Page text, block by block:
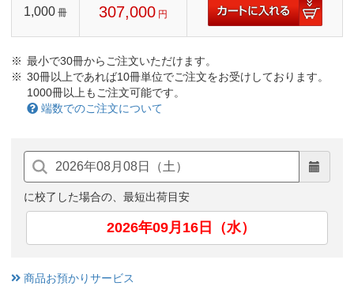
1,000 冊 307,000 円
最小で30冊からご注文いただけます。
30冊以上であれば10冊単位でご注文をお受けしております。
1000冊以上もご注文可能です。
端数でのご注文について
に校了した場合の、最短出荷目安
2026年09月16日（水）
商品お預かりサービス